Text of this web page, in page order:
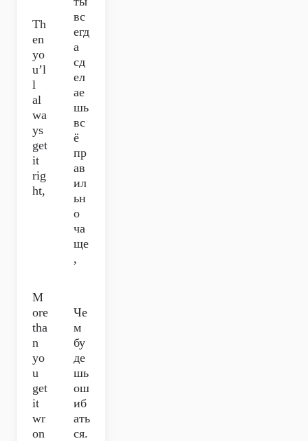
Th
en
yo
u’l
l
al
wa
ys
get
it
rig
ht,
вс
егд
а
сд
ел
ае
шь
вс
ё
пр
ав
ил
ьн
о
ча
ще
,
M
ore
tha
n
yo
u
get
it
wr
on
Че
м
бу
де
шь
ош
иб
ать
ся.